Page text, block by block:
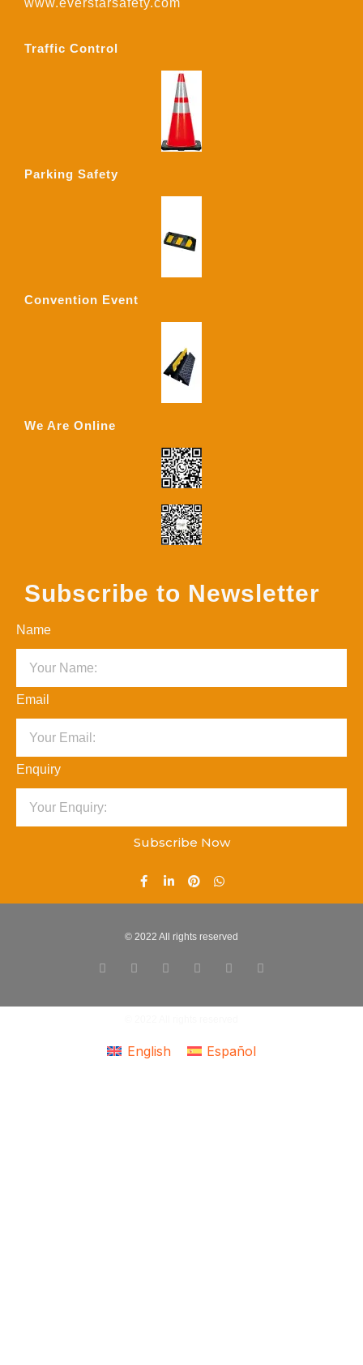
www.everstarsafety.com
Traffic Control
Parking Safety
Convention Event
We Are Online
Subscribe to Newsletter
Name
Email
Enquiry
Subscribe Now
© 2022 All rights reserved
English Español